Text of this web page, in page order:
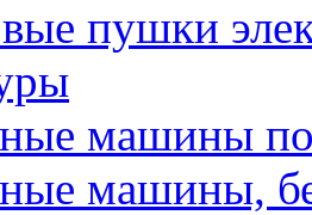
пушки
машины
машины,